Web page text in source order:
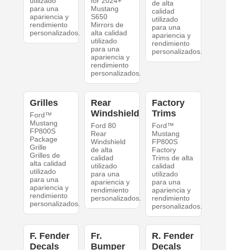
para una
apariencia y
rendimiento
personalizados.
Mustang
S650
Mirrors de
alta calidad
utilizado
para una
apariencia y
rendimiento
personalizados.
de alta
calidad
utilizado
para una
apariencia y
rendimiento
personalizados.
Grilles
Ford™
Mustang
FP800S
Package
Grille
Grilles de
alta calidad
utilizado
para una
apariencia y
rendimiento
personalizados.
Rear
Windshield
Ford 80
Rear
Windshield
de alta
calidad
utilizado
para una
apariencia y
rendimiento
personalizados.
Factory
Trims
Ford™
Mustang
FP800S
Factory
Trims de alta
calidad
utilizado
para una
apariencia y
rendimiento
personalizados.
F. Fender
Decals
Fr.
Bumper
R. Fender
Decals